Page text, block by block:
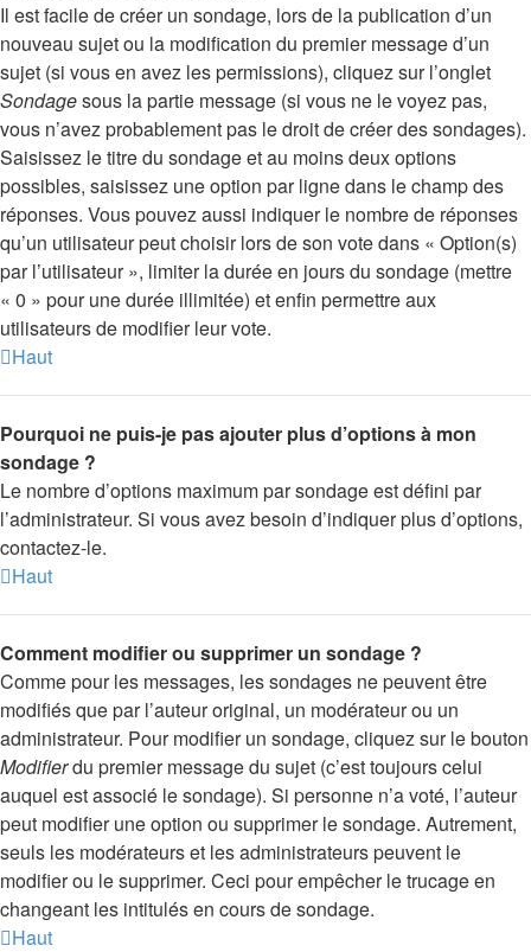
Il est facile de créer un sondage, lors de la publication d’un
nouveau sujet ou la modification du premier message d’un
sujet (si vous en avez les permissions), cliquez sur l’onglet
Sondagesous la partie message (si vous ne le voyez pas,
vous n’avez probablement pas le droit de créer des sondages).
Saisissez le titre du sondage et au moins deux options
possibles, saisissez une option par ligne dans le champ des
réponses. Vous pouvez aussi indiquer le nombre de réponses
qu’un utilisateur peut choisir lors de son vote dans « Option(s)
par l’utilisateur », limiter la durée en jours du sondage (mettre
« 0 » pour une durée illimitée) et enfin permettre aux
utilisateurs de modifier leur vote.
Haut
Pourquoi ne puis-je pas ajouter plus d’options à mon
sondage ?
Le nombre d’options maximum par sondage est défini par
l’administrateur. Si vous avez besoin d’indiquer plus d’options,
contactez-le.
Haut
Comment modifier ou supprimer un sondage ?
Comme pour les messages, les sondages ne peuvent être
modifiés que par l’auteur original, un modérateur ou un
administrateur. Pour modifier un sondage, cliquez sur le bouton
Modifierdu premier message du sujet (c’est toujours celui
auquel est associé le sondage). Si personne n’a voté, l’auteur
peut modifier une option ou supprimer le sondage. Autrement,
seuls les modérateurs et les administrateurs peuvent le
modifier ou le supprimer. Ceci pour empêcher le trucage en
changeant les intitulés en cours de sondage.
Haut